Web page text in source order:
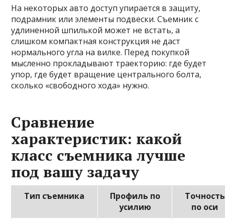
На некоторых авто доступ упирается в защиту,
подрамник или элементы подвески. Съемник с
удлиненной шпилькой может не встать, а
слишком компактная конструкция не даст
нормального угла на вилке. Перед покупкой
мысленно прокладывают траекторию: где будет
упор, где будет вращение центрального болта,
сколько «свободного хода» нужно.
Сравнение
характеристик: какой
класс съемника лучше
под вашу задачу
Тип съемника
Профиль по
усилию
Точность
по оси